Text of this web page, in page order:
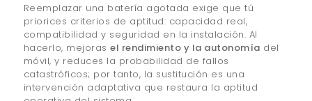
Reemplazar una batería agotada exige que tú
priorices criterios de aptitud: capacidad real,
compatibilidad y seguridad en la instalación. Al
hacerlo, mejorasel rendimiento y la autonomía del
móvil, y reduces la probabilidad de fallos
catastróficos; por tanto, la sustitución es una
intervención adaptativa que restaura la aptitud